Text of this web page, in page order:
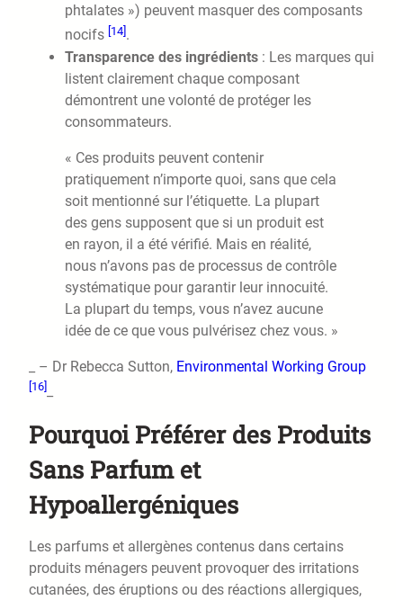
phtalates ») peuvent masquer des composants
nocifs [14].
Transparence des ingrédients : Les marques qui
listent clairement chaque composant
démontrent une volonté de protéger les
consommateurs.
« Ces produits peuvent contenir
pratiquement n’importe quoi, sans que cela
soit mentionné sur l’étiquette. La plupart
des gens supposent que si un produit est
en rayon, il a été vérifié. Mais en réalité,
nous n’avons pas de processus de contrôle
systématique pour garantir leur innocuité.
La plupart du temps, vous n’avez aucune
idée de ce que vous pulvérisez chez vous. »
_ – Dr Rebecca Sutton, Environmental Working Group
[16]
Pourquoi Préférer des Produits
Sans Parfum et
Hypoallergéniques
Les parfums et allergènes contenus dans certains
produits ménagers peuvent provoquer des irritations
cutanées, des éruptions ou des réactions allergiques,